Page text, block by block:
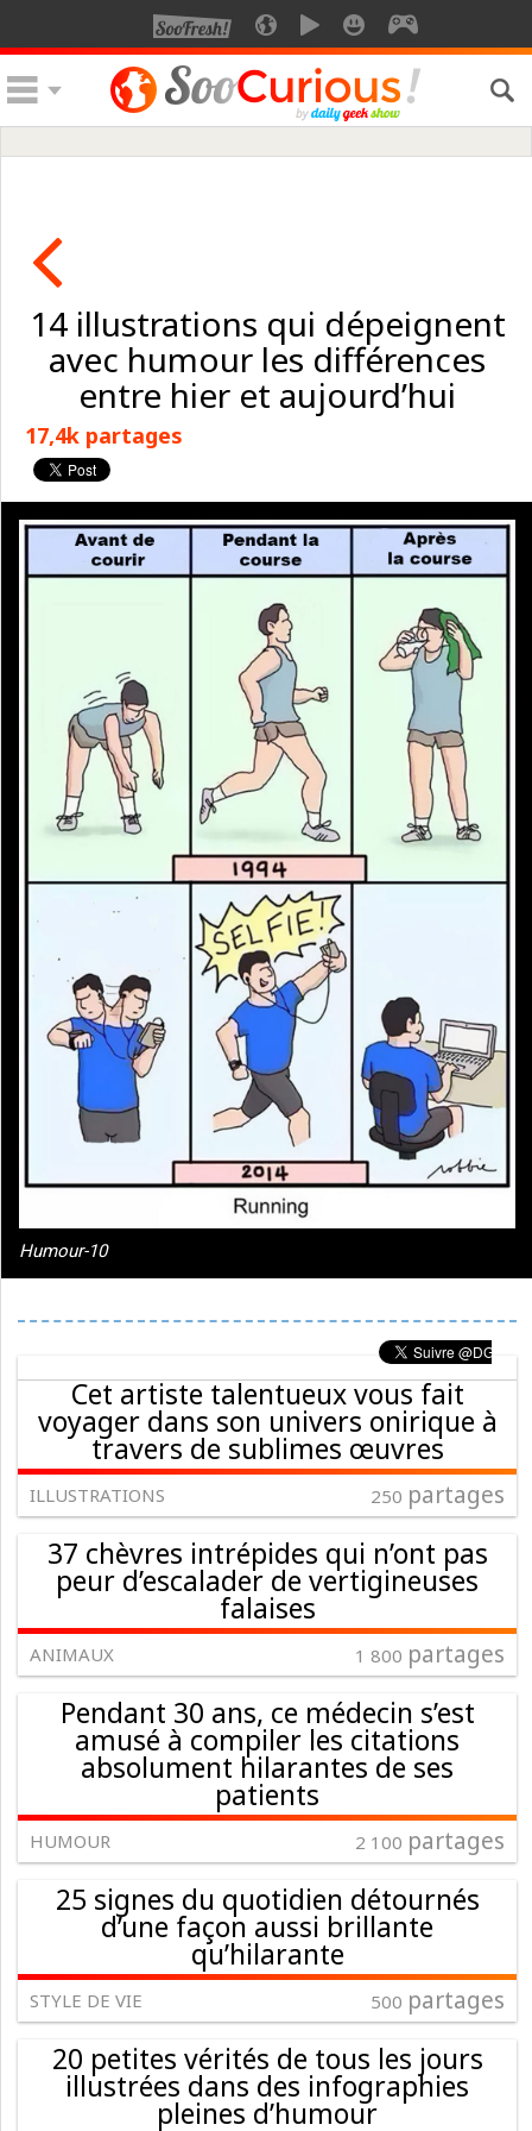
14 illustrations qui dépeignent
avec humour les différences
entre hier et aujourd’hui
17,4k partages
Humour-10
Cet artiste talentueux vous fait
voyager dans son univers onirique à
travers de sublimes œuvres
ILLUSTRATIONS 250 partages
37 chèvres intrépides qui n’ont pas
peur d’escalader de vertigineuses
falaises
ANIMAUX 1 800 partages
Pendant 30 ans, ce médecin s’est
amusé à compiler les citations
absolument hilarantes de ses
patients
HUMOUR 2 100 partages
25 signes du quotidien détournés
d’une façon aussi brillante
qu’hilarante
STYLE DE VIE 500 partages
20 petites vérités de tous les jours
illustrées dans des infographies
pleines d’humour